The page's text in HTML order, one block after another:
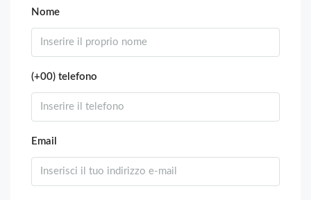
Nome
(+00) telefono
Email